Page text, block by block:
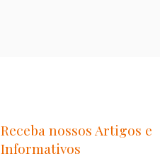
Receba nossos Artigos e
Informativos